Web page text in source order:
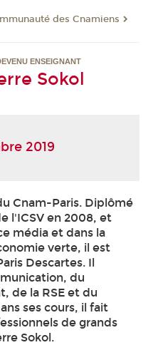
des Cnamiens
ENSEIGNANT
Sokol
2019
Cnam-Paris. Diplômé
l'ICSV en 2008, et
média et dans la
verte, il est
Descartes. Il
du
de la RSE et du
ses cours, il fait
de grands
Sokol.